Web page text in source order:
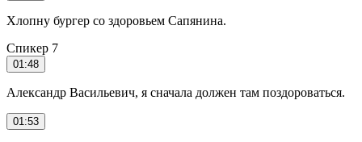
Хлопну бургер со здоровьем Сапянина.
Спикер 7
01:48
Александр Васильевич, я сначала должен там поздороваться.
01:53